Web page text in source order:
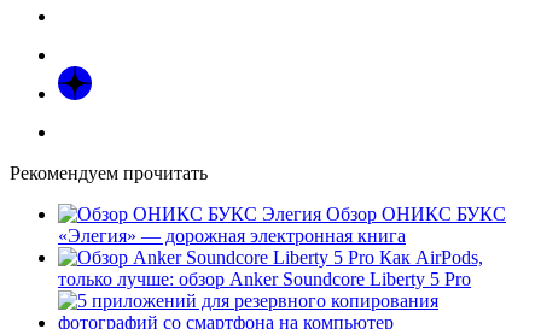
Рекомендуем прочитать
Обзор ОНИКС БУКС
«Элегия» — дорожная электронная книга
Как AirPods,
только лучше: обзор Anker Soundcore Liberty 5 Pro